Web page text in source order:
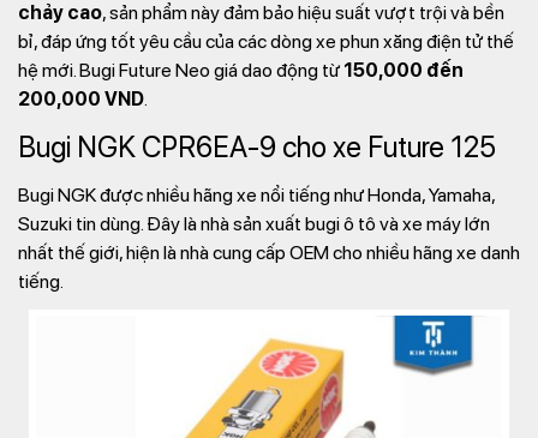
chảy cao, sản phẩm này đảm bảo hiệu suất vượt trội và bền
bỉ, đáp ứng tốt yêu cầu của các dòng xe phun xăng điện tử thế
hệ mới. Bugi Future Neo giá dao động từ 150,000 đến
200,000 VND.
Bugi NGK CPR6EA-9 cho xe Future 125
Bugi NGK được nhiều hãng xe nổi tiếng như Honda, Yamaha,
Suzuki tin dùng. Đây là nhà sản xuất bugi ô tô và xe máy lớn
nhất thế giới, hiện là nhà cung cấp OEM cho nhiều hãng xe danh
tiếng.